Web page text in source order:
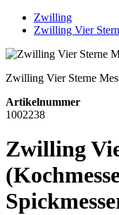
Zwilling
Zwilling Vier
Zwilling Vier Sterne
Artikelnummer
1002238
Zwilling